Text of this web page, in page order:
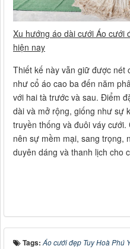
Xu hướng áo dài cưới Áo cưới
hiện nay
Thiết kế này vẫn giữ được nét
như cổ áo cao ba đến năm
với hai tà trước và sau. Điểm
dài và mở rộng, giống như sự
truyền thống và đuôi váy
nên sự mềm mại, sang trọng,
duyên dáng và thanh lịch cho
Tags:Áo cưới đẹp Tuy Hoà Phú